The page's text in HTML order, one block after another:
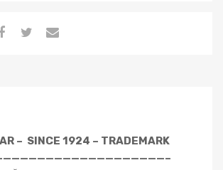
1924 – TRADEMARK